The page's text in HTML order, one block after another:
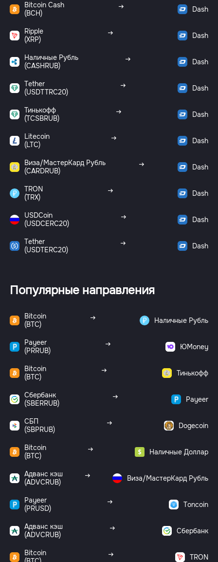
Bitcoin Cash
(BCH)
Dash
Ripple
(XRP)
Dash
Наличные Рубль
(CASHRUB)
Dash
Tether
(USDTTRC20)
Dash
Тинькофф
(TCSBRUB)
Dash
Litecoin
(LTC)
Dash
Виза/МастерКард Рубль
(CARDRUB)
Dash
TRON
(TRX)
Dash
USDCoin
(USDCERC20)
Dash
Tether
(USDTERC20)
Dash
Популярные направления
Bitcoin
(BTC)
Наличные Рубль
Payeer
(PRRUB)
ЮMoney
Bitcoin
(BTC)
Тинькофф
Сбербанк
(SBERRUB)
Payeer
СБП
(SBPRUB)
Dogecoin
Bitcoin
(BTC)
Наличные Доллар
Адванс кэш
(ADVCRUB)
Виза/МастерКард Рубль
Payeer
(PRUSD)
Toncoin
Адванс кэш
(ADVCRUB)
Сбербанк
Bitcoin
TRON